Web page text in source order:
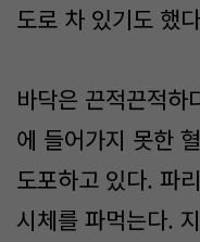
도로 차 있기도 했
바닥은 끈적끈적
에 들어가지 못한
도포하고 있다. 파
시체를 파먹는다.